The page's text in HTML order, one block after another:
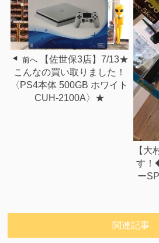
前へ
【佐世保3店】7/13★
こんなの買い取りました！
〈PS4本体 500GB ホワイト
CUH-2100A〉★
【大
す！
ー
関連記事